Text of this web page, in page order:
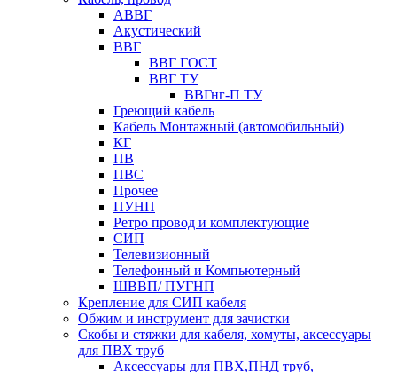
АВВГ
Акустический
ВВГ
ВВГ ГОСТ
ВВГ ТУ
ВВГнг-П ТУ
Греющий кабель
Кабель Монтажный (автомобильный)
КГ
ПВ
ПВС
Прочее
ПУНП
Ретро провод и комплектующие
СИП
Телевизионный
Телефонный и Компьютерный
ШВВП/ ПУГНП
Крепление для СИП кабеля
Обжим и инструмент для зачистки
Скобы и стяжки для кабеля, хомуты, аксессуары
для ПВХ труб
Аксессуары для ПВХ,ПНД труб,